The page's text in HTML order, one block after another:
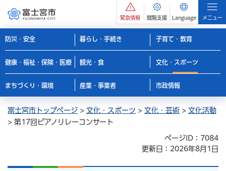
緊急情報 閲覧支援 Language メニュー
防災・安全 暮らし・手続き 子育て・教育
健康・福祉・保険・医療 観光・食 文化・スポーツ
まちづくり・環境 産業・事業者 市政情報
富士宮市トップページ > 文化・スポーツ > 文化・芸術 > 文化活動
> 第17回ピアノリレーコンサート
ページID：7084
更新日：2026年8月1日